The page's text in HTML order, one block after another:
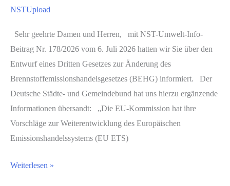
/2026
zum
Referentenentwurf
des
Netzanschlusspakets
NSTUpload
Sehr geehrte Damen und Herren, mit NST-Umwelt-Info-
Beitrag Nr. 178/2026 vom 6. Juli 2026 hatten wir Sie über den
Entwurf eines Dritten Gesetzes zur Änderung des
Brennstoffemissionshandelsgesetzes (BEHG) informiert. Der
Deutsche Städte- und Gemeindebund hat uns hierzu ergänzende
Informationen übersandt: „Die EU-Kommission hat ihre
Vorschläge zur Weiterentwicklung des Europäischen
Emissionshandelssystems (EU ETS)
NST-
Weiterlesen »